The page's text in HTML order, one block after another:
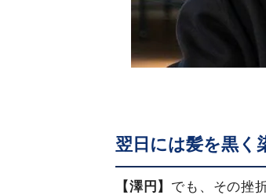
翌日には髪を黒く
【澤円】 でも、その挫